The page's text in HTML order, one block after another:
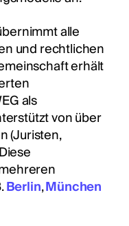
alle
und rechtlichen
erhält
als
von über
(Juristen,
Berlin,München